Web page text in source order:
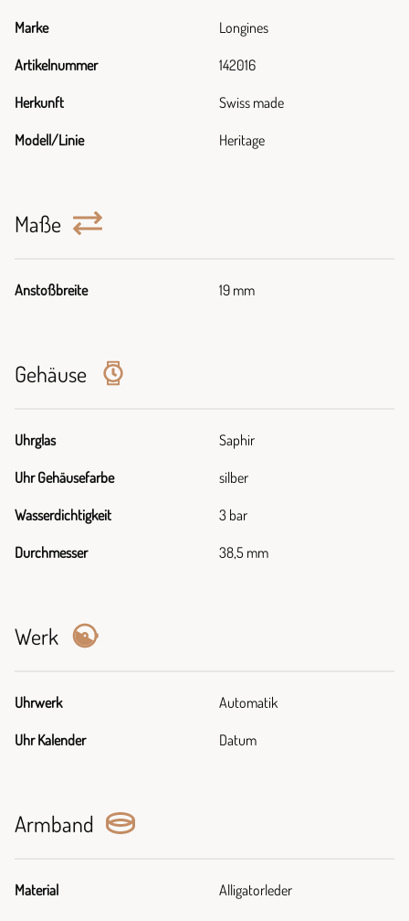
Marke Longines
Artikelnummer 142016
Herkunft Swiss made
Modell/Linie Heritage
Maße
Anstoßbreite 19 mm
Gehäuse
Uhrglas Saphir
Uhr Gehäusefarbe silber
Wasserdichtigkeit 3 bar
Durchmesser 38,5 mm
Werk
Uhrwerk Automatik
Uhr Kalender Datum
Armband
Material Alligatorleder